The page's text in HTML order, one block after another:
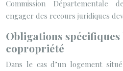
Commission Départementale
engager des recours juridiques
Obligations spécifiques
copropriété
Dans le cas d’un logement